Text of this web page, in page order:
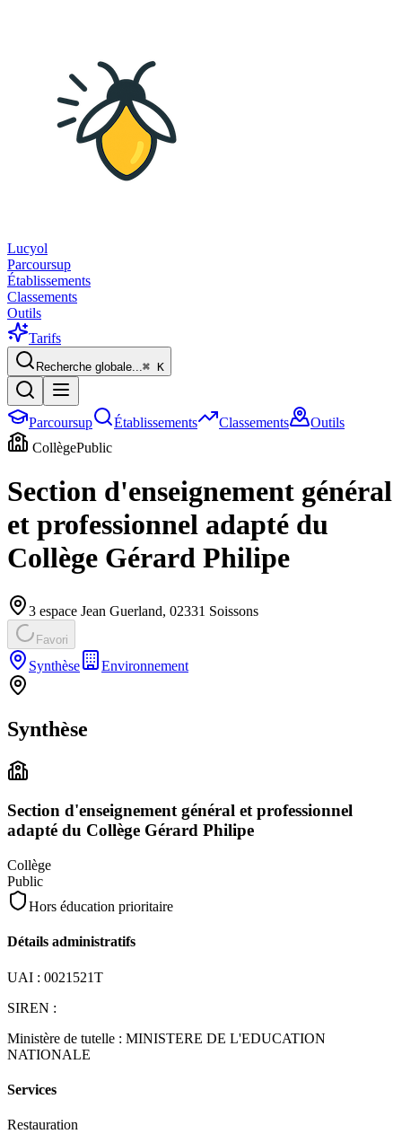
Lucyol
Parcoursup
Établissements
Classements
Outils
Tarifs
Recherche globale...⌘ K
Parcoursup Établissements Classements
Outils
CollègePublic
Section d'enseignement général
et professionnel adapté du
Collège Gérard Philipe
3 espace Jean Guerland, 02331 Soissons
Favori
Synthèse Environnement
Synthèse
Section d'enseignement général et professionnel
adapté du Collège Gérard Philipe
Collège
Public
Hors éducation prioritaire
Détails administratifs
UAI : 0021521T
SIREN :
Ministère de tutelle : MINISTERE DE L'EDUCATION
NATIONALE
Services
Restauration